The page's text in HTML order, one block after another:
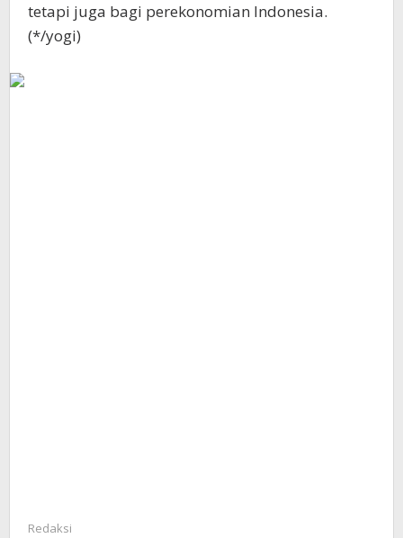
tetapi juga bagi perekonomian Indonesia.
(*/yogi)
Redaksi